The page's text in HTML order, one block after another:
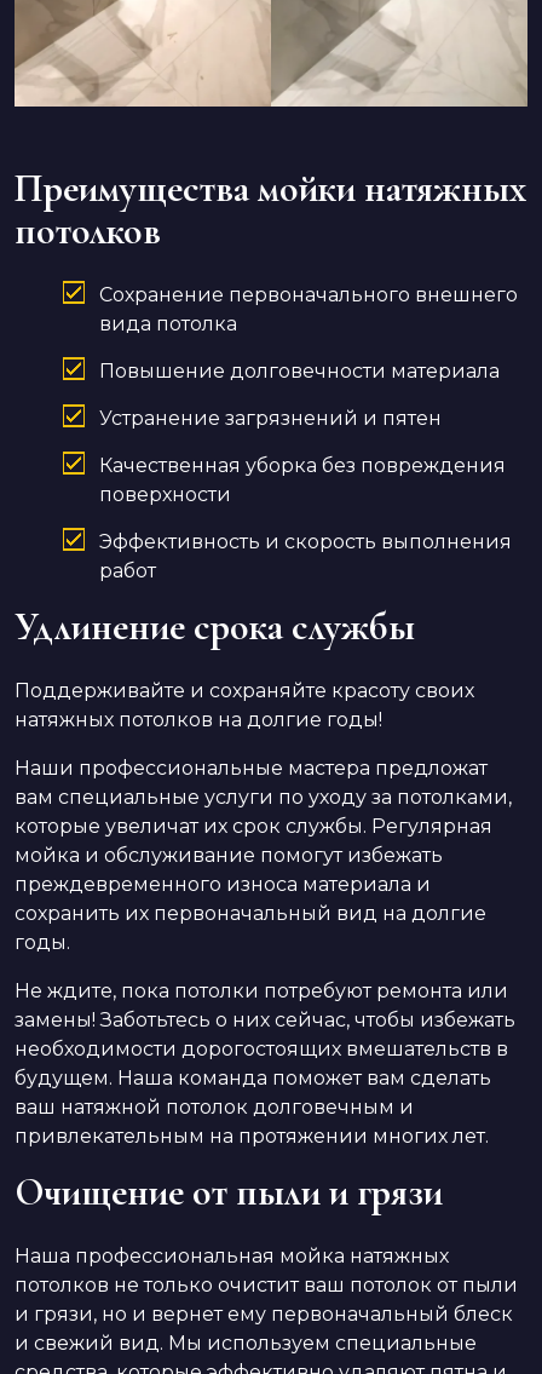
Преимущества мойки натяжных
потолков
Сохранение первоначального внешнего
вида потолка
Повышение долговечности материала
Устранение загрязнений и пятен
Качественная уборка без повреждения
поверхности
Эффективность и скорость выполнения
работ
Удлинение срока службы
Поддерживайте и сохраняйте красоту своих
натяжных потолков на долгие годы!
Наши профессиональные мастера предложат
вам специальные услуги по уходу за потолками,
которые увеличат их срок службы. Регулярная
мойка и обслуживание помогут избежать
преждевременного износа материала и
сохранить их первоначальный вид на долгие
годы.
Не ждите, пока потолки потребуют ремонта или
замены! Заботьтесь о них сейчас, чтобы избежать
необходимости дорогостоящих вмешательств в
будущем. Наша команда поможет вам сделать
ваш натяжной потолок долговечным и
привлекательным на протяжении многих лет.
Очищение от пыли и грязи
Наша профессиональная мойка натяжных
потолков не только очистит ваш потолок от пыли
и грязи, но и вернет ему первоначальный блеск
и свежий вид. Мы используем специальные